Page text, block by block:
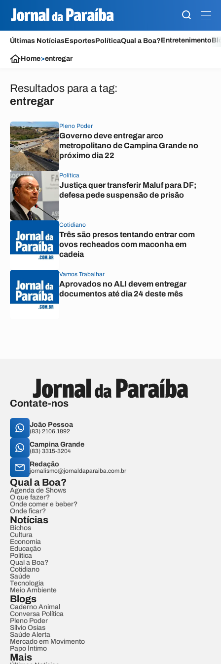
Últimas NotíciasEsportesPolíticaQual a Boa?Entretenimento
Home>entregar
Resultados para a tag:
entregar
Pleno Poder
Governo deve entregar arco
metropolitano de Campina Grande no
próximo dia 22
Política
Justiça quer transferir Maluf para DF;
defesa pede suspensão de prisão
Cotidiano
Três são presos tentando entrar com
ovos recheados com maconha em
cadeia
Vamos Trabalhar
Aprovados no ALI devem entregar
documentos até dia 24 deste mês
Contate-nos
João Pessoa
(83) 2106.1892
Campina Grande
(83) 3315-3204
Redação
jornalismo@jornaldaparaiba.com.br
Qual a Boa?
Agenda de Shows
O que fazer?
Onde comer e beber?
Onde ficar?
Notícias
Bichos
Cultura
Economia
Educação
Política
Qual a Boa?
Cotidiano
Saúde
Tecnologia
Meio Ambiente
Blogs
Caderno Animal
Conversa Política
Pleno Poder
Sílvio Osias
Saúde Alerta
Mercado em Movimento
Papo Íntimo
Mais